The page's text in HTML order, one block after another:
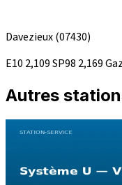
Davezieux(07430)
E10 2,109SP98 2,169
Autres